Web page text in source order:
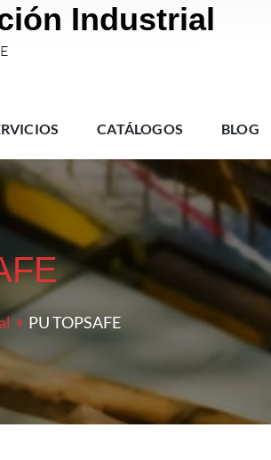
Industrial
CATÁLOGOS BLOG
PU TOPSAFE